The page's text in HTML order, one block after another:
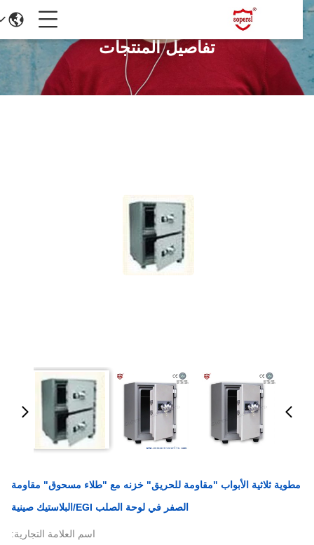
تفاصيل المنتجات
مطوية ثلاثية الأبواب "مقاومة للحريق" خزنه مع "طلاء مسحوق" مقاومة
الصفر في لوحة الصلب EGI/البلاستيك صينية
اسم العلامة التجارية: